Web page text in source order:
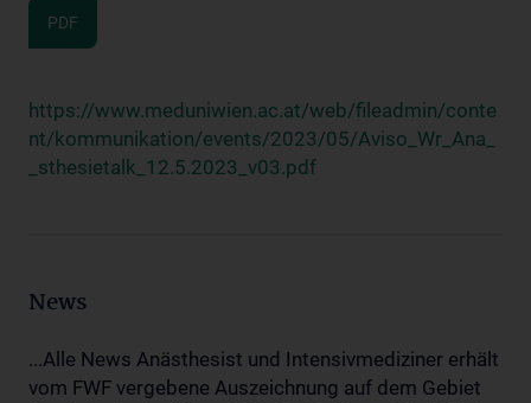
PDF
https://www.meduniwien.ac.at/web/fileadmin/conte
nt/kommunikation/events/2023/05/Aviso_Wr_Ana_
_sthesietalk_12.5.2023_v03.pdf
News
...Alle News Anästhesist und Intensivmediziner erhält
vom FWF vergebene Auszeichnung auf dem Gebiet